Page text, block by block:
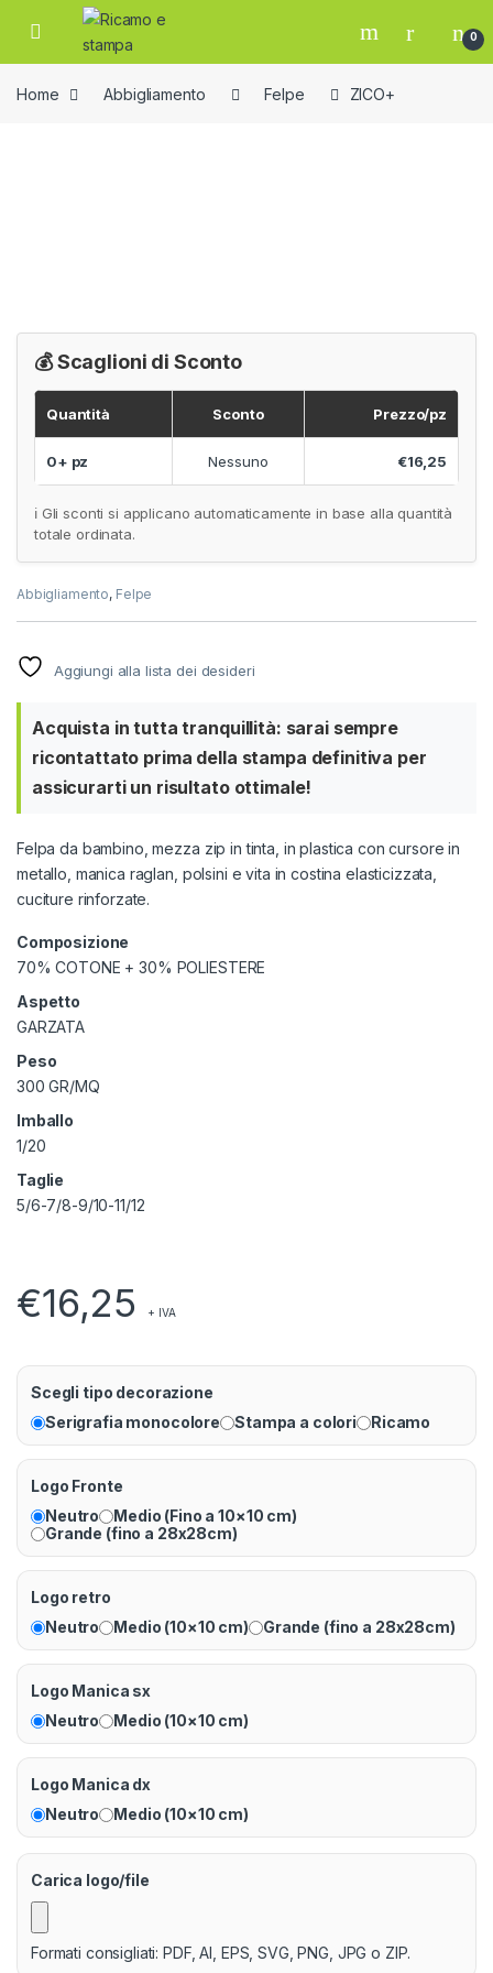
Skip to navigation
Skip to content
Open 0
Home Abbigliamento Felpe ZICO+
💰 Scaglioni di Sconto
Quantità Sconto Prezzo/pz
0+ pz Nessuno €16,25
ℹ️ Gli sconti si applicano automaticamente in base alla quantità
totale ordinata.
Abbigliamento, Felpe
Aggiungi alla lista dei desideri
Acquista in tutta tranquillità: sarai sempre
ricontattato prima della stampa definitiva per
assicurarti un risultato ottimale!
Felpa da bambino, mezza zip in tinta, in plastica con cursore in
metallo, manica raglan, polsini e vita in costina elasticizzata,
cuciture rinforzate.
Composizione
70% COTONE + 30% POLIESTERE
Aspetto
GARZATA
Peso
300 GR/MQ
Imballo
1/20
Taglie
5/6-7/8-9/10-11/12
€16,25 + IVA
Scegli tipo decorazione
Serigrafia monocolore
Stampa a colori Ricamo
Logo Fronte
Neutro
Medio (Fino a 10×10 cm)
Grande (fino a 28x28cm)
Logo retro
Neutro
Medio (10×10 cm) Grande (fino a 28x28cm)
Logo Manica sx
Neutro
Medio (10×10 cm)
Logo Manica dx
Neutro
Medio (10×10 cm)
Carica logo/file
Formati consigliati: PDF, AI, EPS, SVG, PNG, JPG o ZIP.